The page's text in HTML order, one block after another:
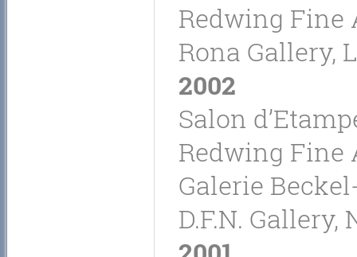
Redwing Fine
Rona Gallery,
2002
Salon
Redwing Fine
Galerie
D.F.N. Gallery,